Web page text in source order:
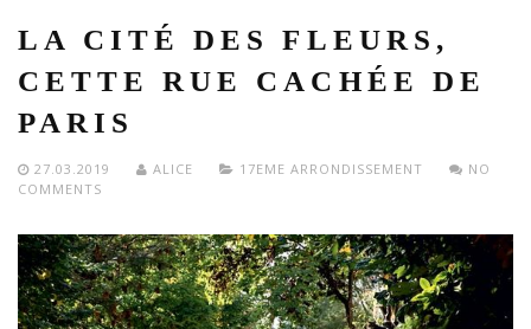
LA CITÉ DES FLEURS,
CETTE RUE CACHÉE DE
PARIS
27.03.2019 ALICE 17EME ARRONDISSEMENT
NO
COMMENTS